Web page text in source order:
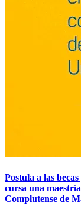
Postula a las
cursa una
Complutense de